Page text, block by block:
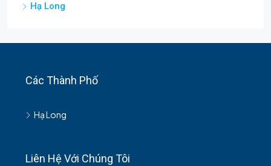
Hạ Long
Các Thành Phố
Hạ Long
Liên Hệ Với Chúng Tôi